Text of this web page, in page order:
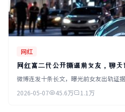
网红
网红富二代公开撕逼前女友，聊天
微博连发十条长文，曝光前女友出轨证
2026-05-07
45.6万 1.1万